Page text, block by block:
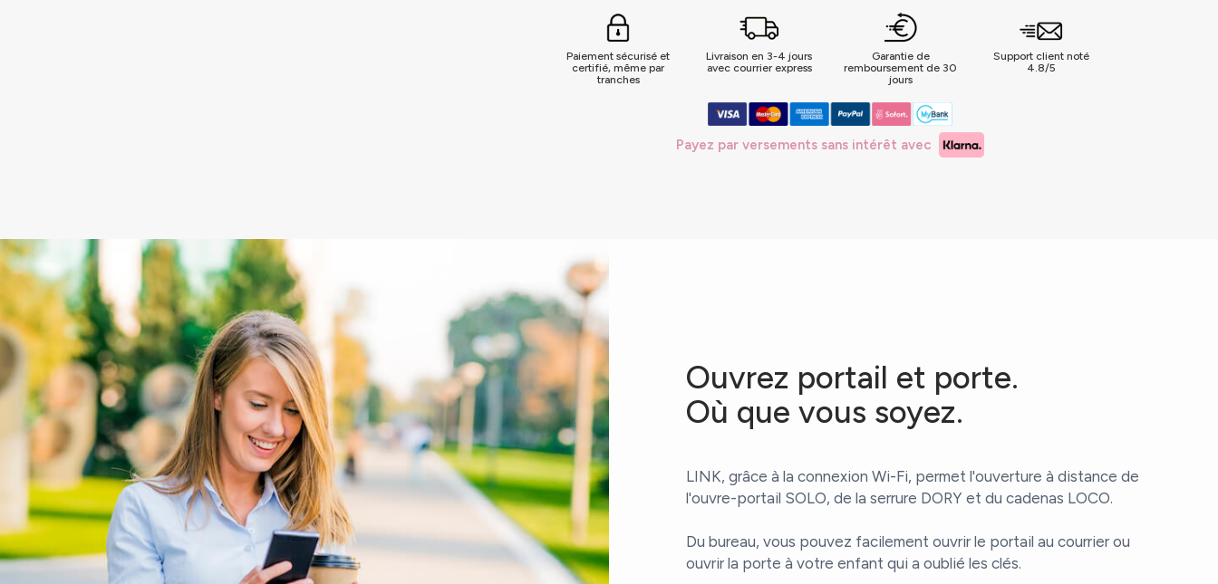
Paiement sécurisé et
certifié, même par
tranches
Livraison en 3-4 jours
avec courrier express
Garantie de
remboursement de 30
jours
Support client noté
4.8/5
Payez par versements sans intérêt avec
Ouvrez portail et porte.
Où que vous soyez.
LINK, grâce à la connexion Wi-Fi, permet l'ouverture à distance de
l'ouvre-portail SOLO, de la serrure DORY et du cadenas LOCO.
Du bureau, vous pouvez facilement ouvrir le portail au courrier ou
ouvrir la porte à votre enfant qui a oublié les clés.